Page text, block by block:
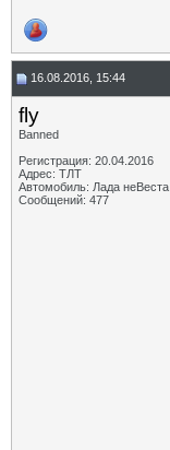
16.08.2016, 15:44
fly
Banned
Регистрация: 20.04.2016
Адрес: ТЛТ
Автомобиль: Лада неВеста
Сообщений: 477